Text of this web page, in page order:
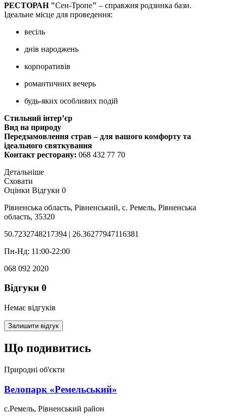
РЕСТОРАН "Сен-Тропе" – cправжня родзинка бази.
Ідеальне місце для проведення:
весіль
днів народжень
корпоративів
романтичних вечерь
будь-яких особливих подій
Стильний інтер’єр
Вид на природу
Передзамовлення страв – для вашого комфорту та
ідеального святкування
Контакт ресторану: 068 432 77 70
Детальніше
Сховати
Оцінки Відгуки 0
Рівненська область, Рівненський, с. Ремель, Рівненська
область, 35320
50.7232748217394 | 26.36277947116381
Пн-Нд: 11:00-22:00
068 092 2020
Відгуки 0
Немає відгуків
Залишити відгук
Що подивитись
Природні об'єкти
Велопарк «Ремельський»
с.Ремель, Рівненський район